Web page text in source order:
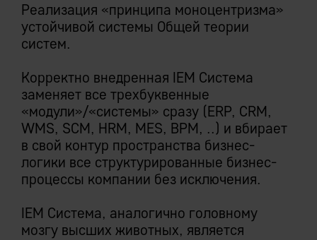
Реализация «принципа моноцентризма»
устойчивой системы Общей теории
систем.
Корректно внедренная IEM Система
заменяет все трехбуквенные
«модули»/«системы» сразу (ERP, CRM,
WMS, SCM, HRM, MES, BPM, ..) и вбирает
в свой контур пространства бизнес-
логики все структурированные бизнес-
процессы компании без исключения.
IEM Система, аналогично головному
мозгу высших животных, является